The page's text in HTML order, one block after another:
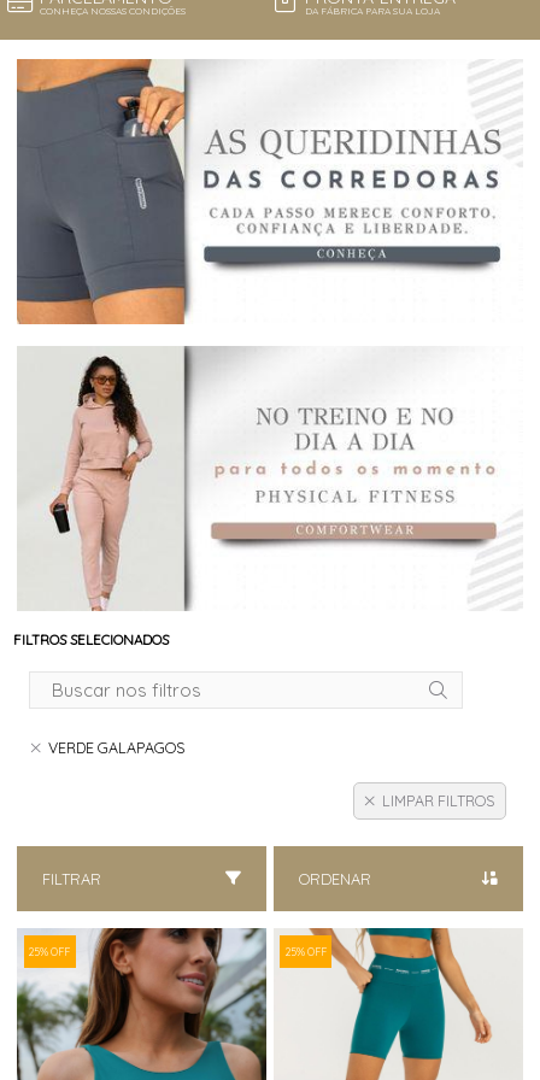
CONHEÇA NOSSAS CONDIÇÕES DA FÁBRICA PARA SUA LOJA
FILTROS SELECIONADOS
VERDE GALAPAGOS
LIMPAR FILTROS
FILTRAR ORDENAR
25% OFF 25% OFF